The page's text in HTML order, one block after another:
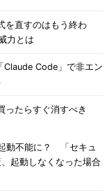
を直すのはもう終わ
力とは
Code」で非エン
たらすぐ消すべき
動不能に？ 「セキュ
起動しなくなった場合